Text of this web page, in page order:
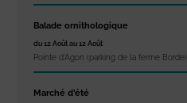
Balade ornithologique
du 12 Août au 12 Août
Pointe d'Agon (parking de la ferme Borde)
Marché d’été